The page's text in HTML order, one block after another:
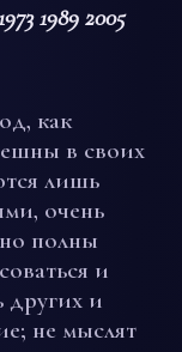
1989 2005
как
в своих
лишь
очень
полны
и
других и
не мыслят